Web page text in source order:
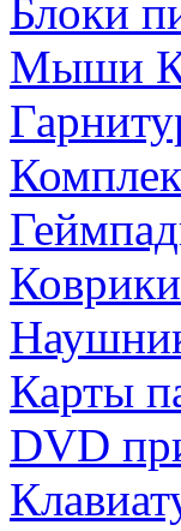
Блоки
Мыши
Коврики
Карты
DVD